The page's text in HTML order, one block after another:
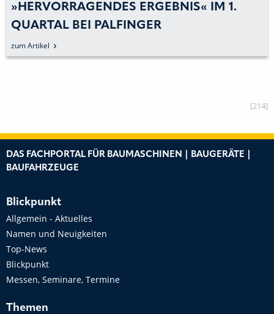
»HERVORRAGENDES ERGEBNIS« IM 1.
QUARTAL BEI PALFINGER
zum Artikel
[214]
DAS FACHPORTAL FÜR BAUMASCHINEN | BAUGERÄTE |
BAUFAHRZEUGE
Blickpunkt
Allgemein - Aktuelles
Namen und Neuigkeiten
Top-News
Blickpunkt
Messen, Seminare, Termine
Themen